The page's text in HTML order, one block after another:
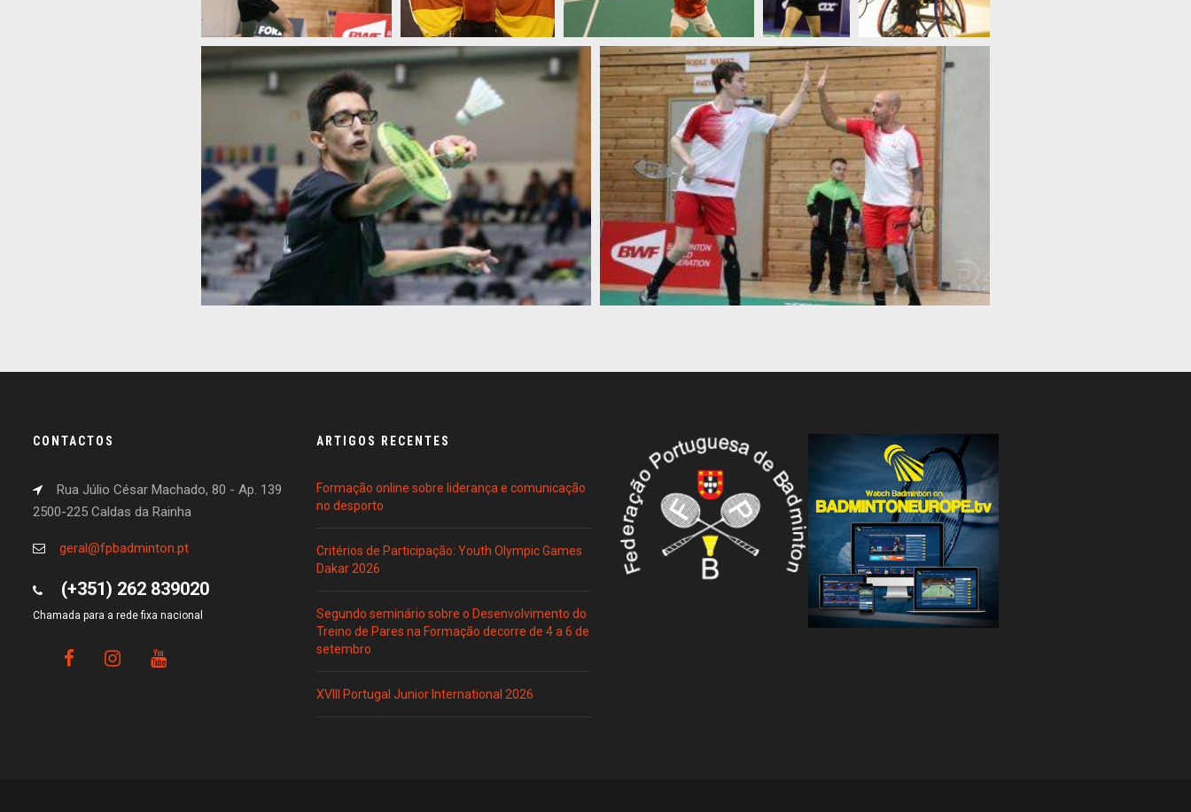
CONTACTOS
Rua Júlio César Machado, 80 - Ap. 139
2500-225 Caldas da Rainha
geral@fpbadminton.pt
(+351) 262 839020
Chamada para a rede fixa nacional
ARTIGOS RECENTES
Formação online sobre liderança e comunicação
no desporto
Critérios de Participação: Youth Olympic Games
Dakar 2026
Segundo seminário sobre o Desenvolvimento do
Treino de Pares na Formação decorre de 4 a 6 de
setembro
XVIII Portugal Junior International 2026